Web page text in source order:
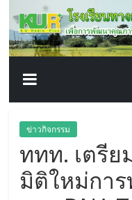
content
โรงเรียน
ทาง
อากาศ​
เพื่อ
พัฒนา
ข่าวกิจกรรม
ททท. เตรี
มิติใหม่กา